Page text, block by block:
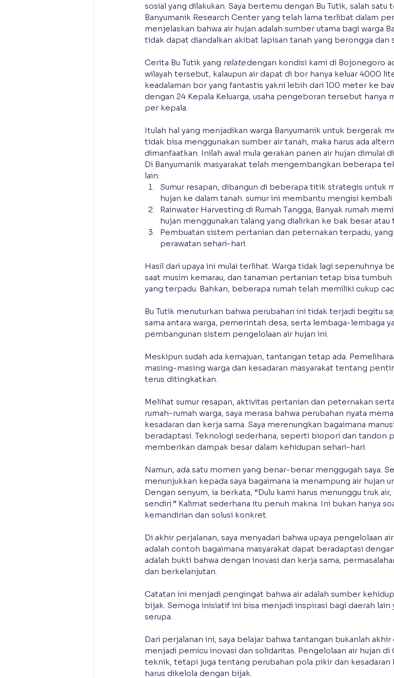
sosial yang dilakukan. Saya bertemu dengan Bu Tutik, salah
Banyumanik Research Center yang telah lama terlibat dalam
menjelaskan bahwa air hujan adalah sumber utama bagi warga
tidak dapat diandalkan akibat lapisan tanah yang berongga dan
Cerita Bu Tutik yang relate dengan kondisi kami di Bojonegoro
wilayah tersebut, kalaupun air dapat di bor hanya keluar 4000
keadalaman bor yang fantastis yakni lebih dari 100 meter ke
dengan 24 Kepala Keluarga, usaha pengeboran tersebut hanya
per kepala.
Itulah hal yang menjadikan warga Banyumanik untuk bergerak
tidak bisa menggunakan sumber air tanah, maka harus ada
dimanfaatkan. Inilah awal mula gerakan panen air hujan dimulai
Di Banyumanik masyarakat telah mengembangkan beberapa
lain:
Sumur resapan, dibangun di beberapa titik strategis untuk
hujan ke dalam tanah. sumur ini membantu mengisi kembali
Rainwater Harvesting di Rumah Tangga, Banyak rumah
hujan menggunakan talang yang dialirkan ke bak besar
Pembuatan sistem pertanian dan peternakan terpadu,
perawatan sehari-hari.
Hasil dari upaya ini mulai terlihat. Warga tidak lagi sepenuhnya
saat musim kemarau, dan tanaman pertanian tetap bisa
yang terpadu. Bahkan, beberapa rumah telah memiliki cukup
Bu Tutik menuturkan bahwa perubahan ini tidak terjadi begitu
sama antara warga, pemerintah desa, serta lembaga-lembaga
pembangunan sistem pengelolaan air hujan ini.
Meskipun sudah ada kemajuan, tantangan tetap ada.
masing-masing warga dan kesadaran masyarakat tentang
terus ditingkatkan.
Melihat sumur resapan, aktivitas pertanian dan peternakan
rumah-rumah warga, saya merasa bahwa perubahan nyata
kesadaran dan kerja sama. Saya merenungkan bagaimana
beradaptasi. Teknologi sederhana, seperti biopori dan tandon
memberikan dampak besar dalam kehidupan sehari-hari.
Namun, ada satu momen yang benar-benar menggugah saya.
menunjukkan kepada saya bagaimana ia menampung air hujan
Dengan senyum, ia berkata, “Dulu kami harus menunggu truk
sendiri.” Kalimat sederhana itu penuh makna. Ini bukan hanya
kemandirian dan solusi konkret.
Di akhir perjalanan, saya menyadari bahwa upaya pengelolaan
adalah contoh bagaimana masyarakat dapat beradaptasi
adalah bukti bahwa dengan inovasi dan kerja sama,
dan berkelanjutan.
Catatan ini menjadi pengingat bahwa air adalah sumber
bijak. Semoga inisiatif ini bisa menjadi inspirasi bagi daerah
serupa.
Dari perjalanan ini, saya belajar bahwa tantangan bukanlah akhir
menjadi pemicu inovasi dan solidaritas. Pengelolaan air hujan di
teknik, tetapi juga tentang perubahan pola pikir dan kesadaran
harus dikelola dengan bijak.